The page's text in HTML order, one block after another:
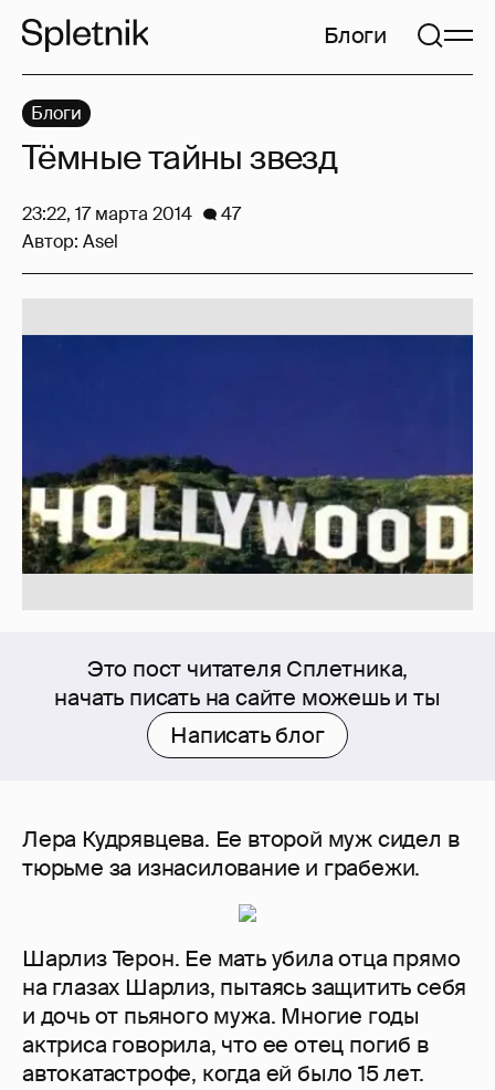
Блоги
Это пост читателя Сплетника,
начать писать на сайте можешь и ты
Написать блог
Лера Кудрявцева. Ее второй муж сидел в
тюрьме за изнасилование и грабежи.
Шарлиз Терон. Ее мать убила отца прямо
на глазах Шарлиз, пытаясь защитить себя
и дочь от пьяного мужа. Многие годы
актриса говорила, что ее отец погиб в
автокатастрофе, когда ей было 15 лет.
Блоги
Тёмные тайны звезд
23:22, 17 марта 2014
47
Автор: Asel